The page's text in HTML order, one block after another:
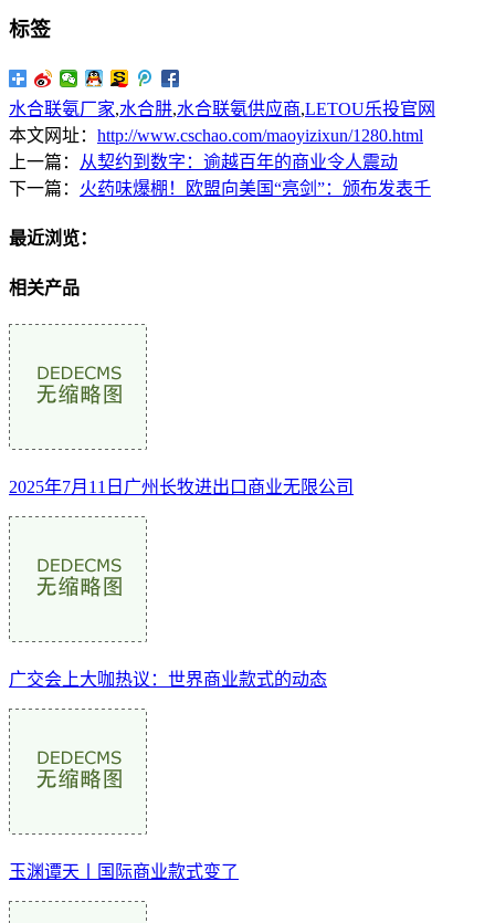
标签
水合联氨厂家,水合肼,水合联氨供应商,LETOU乐投官网
本文网址： http://www.cschao.com/maoyizixun/1280.html
上一篇：
从契约到数字：逾越百年的商业令人震动
下一篇： 火药味爆棚！欧盟向美国“亮剑”：颁布发表千
最近浏览：
相关产品
2025年7月11日广州长牧进出口商业无限公司
广交会上大咖热议：世界商业款式的动态
玉渊谭天丨国际商业款式变了